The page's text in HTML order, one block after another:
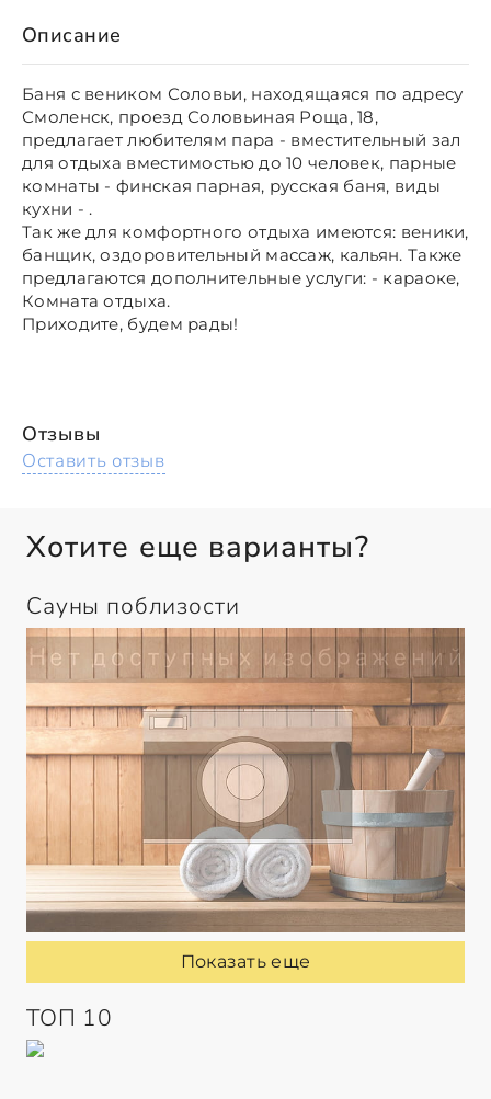
Описание
Баня с веником Соловьи, находящаяся по адресу
Смоленск, проезд Соловьиная Роща, 18,
предлагает любителям пара - вместительный зал
для отдыха вместимостью до 10 человек, парные
комнаты - финская парная, русская баня, виды
кухни - .
Так же для комфортного отдыха имеются: веники,
банщик, оздоровительный массаж, кальян. Также
предлагаются дополнительные услуги: - караоке,
Комната отдыха.
Приходите, будем рады!
Отзывы
Оставить отзыв
Хотите еще варианты?
Сауны поблизости
Показать еще
ТОП 10